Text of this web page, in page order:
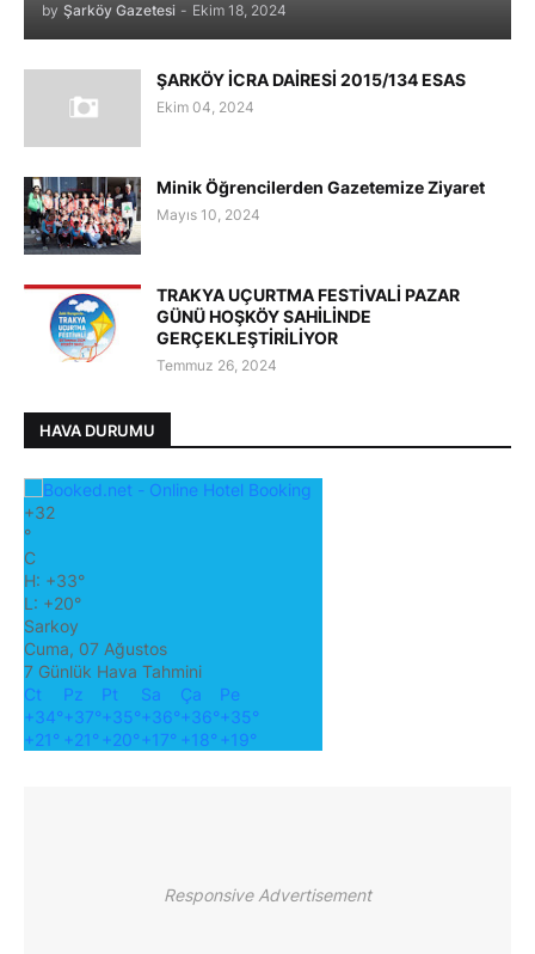
by Şarköy Gazetesi - Ekim 18, 2024
ŞARKÖY İCRA DAİRESİ 2015/134 ESAS
Ekim 04, 2024
Minik Öğrencilerden Gazetemize Ziyaret
Mayıs 10, 2024
TRAKYA UÇURTMA FESTİVALİ PAZAR
GÜNÜ HOŞKÖY SAHİLİNDE
GERÇEKLEŞTİRİLİYOR
Temmuz 26, 2024
HAVA DURUMU
+32
°
C
H: +33°
L: +20°
Sarkoy
Cuma, 07 Ağustos
7 Günlük Hava Tahmini
Ct
Pz Pt Sa Ça
Pe
+34°+37°+35°+36°+36°+35°
+21° +21° +20° +17° +18° +19°
Responsive Advertisement